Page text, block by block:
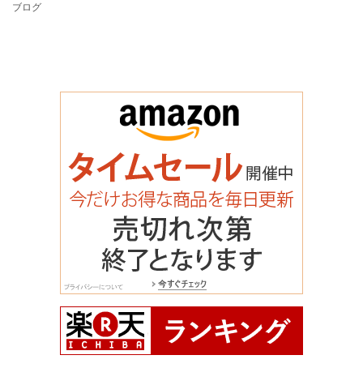
ブログ